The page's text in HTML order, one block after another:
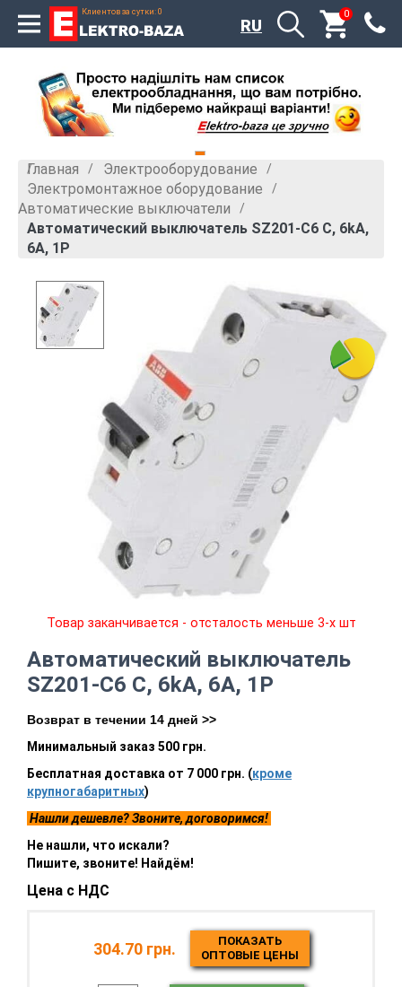
Клиентов за сутки: 0 0
RU
Главная » Электрооборудование »
Электромонтажное оборудование »
Автоматические выключатели »
Автоматический выключатель SZ201-C6 C, 6kA,
6A, 1P
Товар заканчивается - отсталость меньше 3-х шт
Автоматический выключатель
SZ201-C6 C, 6kA, 6A, 1P
Возврат в течении 14 дней >>
Минимальный заказ 500 грн.
Бесплатная доставка от 7 000 грн. (кроме
крупногабаритных)
Нашли дешевле? Звоните, договоримся!
Не нашли, что искали?
Пишите, звоните! Найдём!
Цена с НДС
304.70 грн.
ПОКАЗАТЬ
ОПТОВЫЕ ЦЕНЫ